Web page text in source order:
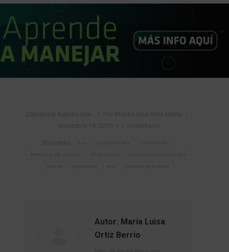
Autor: Maria Luisa
Ortiz Berrio